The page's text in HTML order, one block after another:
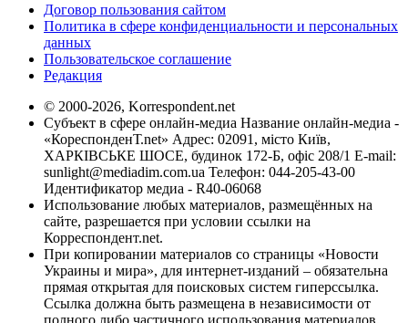
Договор пользования сайтом
Политика в сфере конфиденциальности и персональных
данных
Пользовательское соглашение
Редакция
© 2000-2026, Korrespondent.net
Субъект в сфере онлайн-медиа Название онлайн-медиа -
«КореспонденТ.net» Адрес: 02091, місто Київ,
ХАРКІВСЬКЕ ШОСЕ, будинок 172-Б, офіс 208/1 E-mail:
sunlight@mediadim.com.ua Телефон: 044-205-43-00
Идентификатор медиа - R40-06068
Использование любых материалов, размещённых на
сайте, разрешается при условии ссылки на
Корреспондент.net.
При копировании материалов со страницы «Новости
Украины и мира», для интернет-изданий – обязательна
прямая открытая для поисковых систем гиперссылка.
Ссылка должна быть размещена в независимости от
полного либо частичного использования материалов.